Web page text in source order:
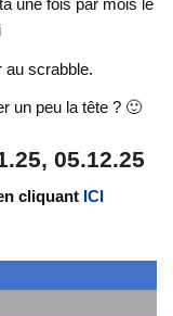
une fois par mois le
au scrabble.
un peu la tête ? 🙂
05.12.25
cliquant ICI